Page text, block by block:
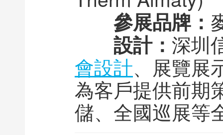
參展品牌：
設計： 深圳
會設計、展覽展
為客戶提供前期
儲、全國巡展等